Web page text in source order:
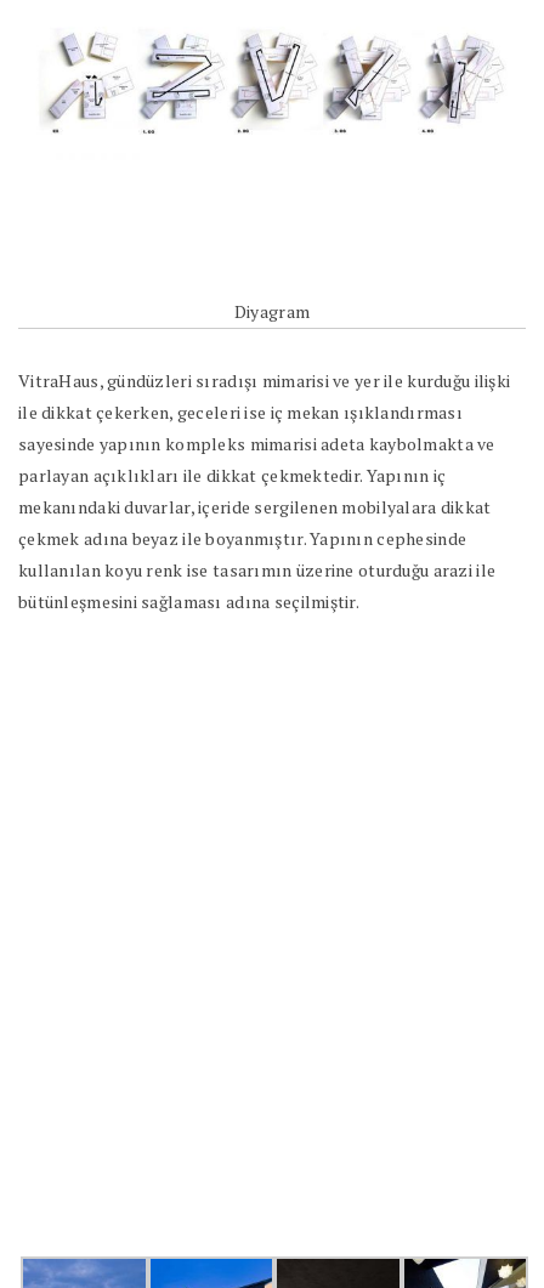
Diyagram
VitraHaus, gündüzleri sıradışı mimarisi ve yer ile kurduğu ilişki
ile dikkat çekerken, geceleri ise iç mekan ışıklandırması
sayesinde yapının kompleks mimarisi adeta kaybolmakta ve
parlayan açıklıkları ile dikkat çekmektedir. Yapının iç
mekanındaki duvarlar, içeride sergilenen mobilyalara dikkat
çekmek adına beyaz ile boyanmıştır. Yapının cephesinde
kullanılan koyu renk ise tasarımın üzerine oturduğu arazi ile
bütünleşmesini sağlaması adına seçilmiştir.